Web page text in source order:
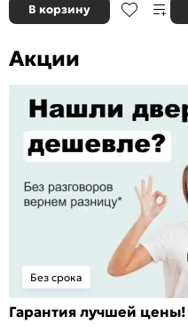
В корзину
Акции
Без срока
Гарантия лучшей цены!